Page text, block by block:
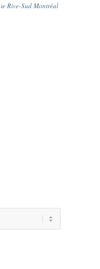
Rive-Sud Montréal